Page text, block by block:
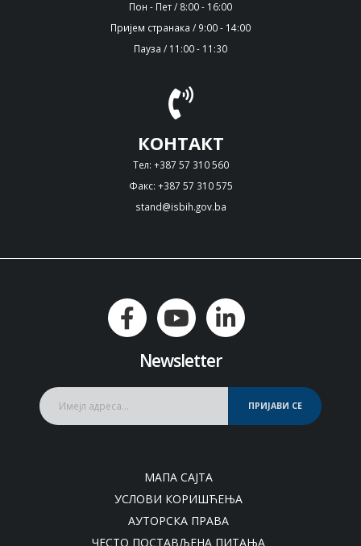
Пон - Пет / 8:00 - 16:00
Пријем странака / 9:00 - 14:00
Пауза / 11:00 - 11:30
КОНТАКТ
Тел: +387 57 310 560
Факс: +387 57 310 575
stand@isbih.gov.ba
Newsletter
ПРИЈАВИ СЕ
МАПА САЈТА
УСЛОВИ КОРИШЋЕЊА
АУТОРСКА ПРАВА
ЧЕСТО ПОСТАВЉЕНА ПИТАЊА